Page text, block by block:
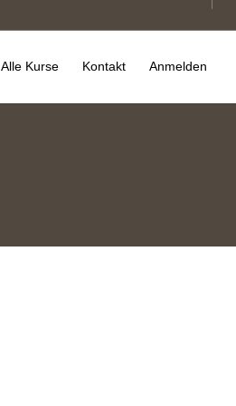
Alle Kurse Kontakt Anmelden